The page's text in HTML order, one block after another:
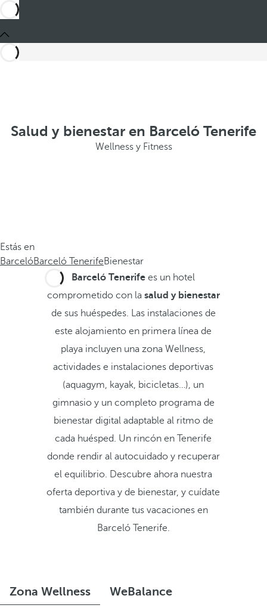
Salud y bienestar en Barceló Tenerife
Wellness y Fitness
Estás en
BarcelóBarceló TenerifeBienestar
Barceló Tenerifees un hotel
comprometido con la salud y bienestar
de sus huéspedes. Las instalaciones de
este alojamiento en primera línea de
playa incluyen una zona Wellness,
actividades e instalaciones deportivas
(aquagym, kayak, bicicletas…), un
gimnasio y un completo programa de
bienestar digital adaptable al ritmo de
cada huésped. Un rincón en Tenerife
donde rendir al autocuidado y recuperar
el equilibrio. Descubre ahora nuestra
oferta deportiva y de bienestar, y cuídate
también durante tus vacaciones en
Barceló Tenerife.
Zona Wellness
WeBalance